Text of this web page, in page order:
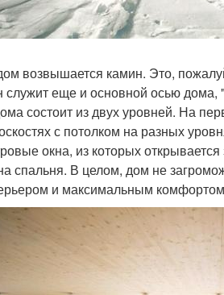
возвышается камин. Это,
служит еще и основной осью
состоит из двух уровней. На
с потолком на разных
окна, из которых
спальня. В целом, дом не
и максимальным